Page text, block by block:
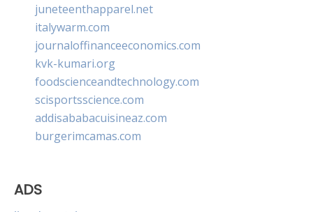
juneteenthapparel.net
italywarm.com
journaloffinanceeconomics.com
kvk-kumari.org
foodscienceandtechnology.com
scisportsscience.com
addisababacuisineaz.com
burgerimcamas.com
ADS